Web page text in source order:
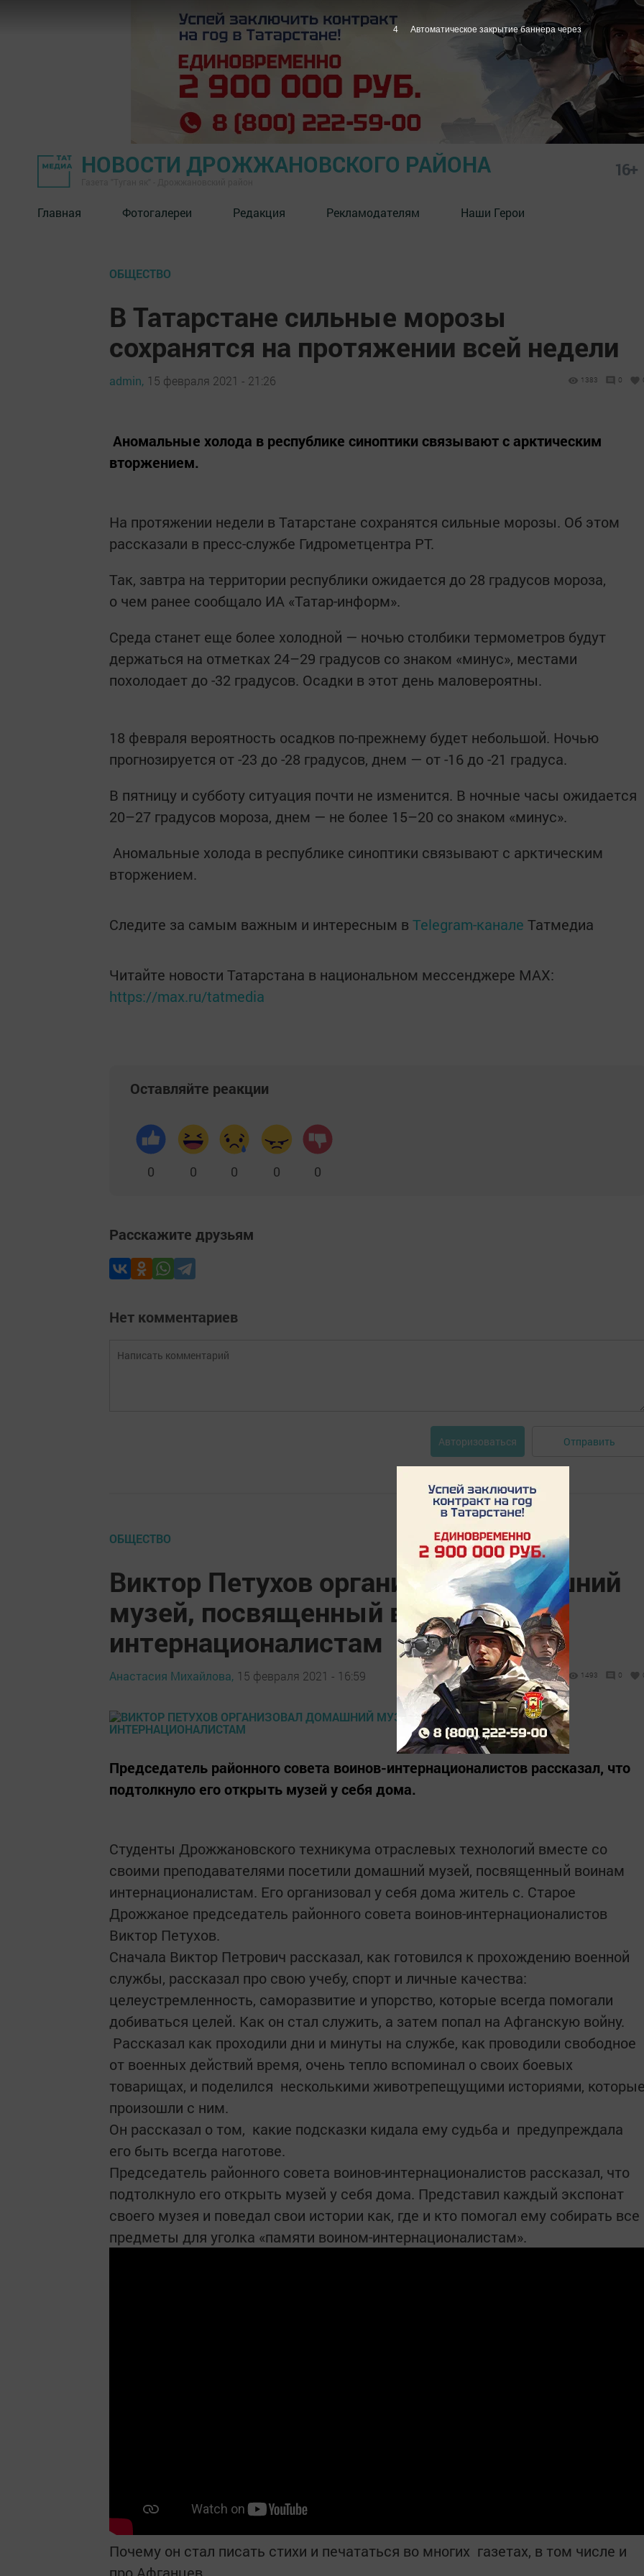
НОВОСТИ ДРОЖЖАНОВСКОГО РАЙОНА 16+
Главная Фотогалереи Редакция Рекламодателям Наши Герои
ОБЩЕСТВО
В Татарстане сильные морозы
сохранятся на протяжении всей недели
admin, 15 февраля 2021 - 21:26 1383 0
Аномальные холода в республике синоптики связывают с арктическим
вторжением.
На протяжении недели в Татарстане сохранятся сильные морозы. Об этом
рассказали в пресс-службе Гидрометцентра РТ.
Так, завтра на территории республики ожидается до 28 градусов мороза,
о чем ранее сообщало ИА «Татар-информ».
Среда станет еще более холодной — ночью столбики термометров будут
держаться на отметках 24–29 градусов со знаком «минус», местами
похолодает до -32 градусов. Осадки в этот день маловероятны.
18 февраля вероятность осадков по-прежнему будет небольшой. Ночью
прогнозируется от -23 до -28 градусов, днем — от -16 до -21 градуса.
В пятницу и субботу ситуация почти не изменится. В ночные часы ожидается
20–27 градусов мороза, днем — не более 15–20 со знаком «минус».
Аномальные холода в республике синоптики связывают с арктическим
вторжением.
Следите за самым важным и интересным в Telegram-канале Татмедиа
Читайте новости Татарстана в национальном мессенджере MАХ:
https://max.ru/tatmedia
Оставляйте реакции
0 0 0 0 0
Расскажите друзьям
Нет комментариев
Авторизоваться Отправить
ОБЩЕСТВО
Виктор Петухов организовал домашний
музей, посвященный воинам
интернационалистам
Анастасия Михайлова, 15 февраля 2021 - 16:59 1493 0
Председатель районного совета воинов-интернационалистов рассказал, что
подтолкнуло его открыть музей у себя дома.
Студенты Дрожжановского техникума отраслевых технологий вместе со
своими преподавателями посетили домашний музей, посвященный воинам
интернационалистам. Его организовал у себя дома житель с. Старое
Дрожжаное председатель районного совета воинов-интернационалистов
Виктор Петухов.
Сначала Виктор Петрович рассказал, как готовился к прохождению военной
службы, рассказал про свою учебу, спорт и личные качества:
целеустремленность, саморазвитие и упорство, которые всегда помогали
добиваться целей. Как он стал служить, а затем попал на Афганскую войну.
Рассказал как проходили дни и минуты на службе, как проводили свободное
от военных действий время, очень тепло вспоминал о своих боевых
товарищах, и поделился несколькими животрепещущими историями,
произошли с ним.
Он рассказал о том, какие подсказки кидала ему судьба и предупреждала
его быть всегда наготове.
Председатель районного совета воинов-интернационалистов рассказал, что
подтолкнуло его открыть музей у себя дома. Представил каждый экспонат
своего музея и поведал свои истории как, где и кто помогал ему собирать все
предметы для уголка «памяти воином-интернационалистам».
Почему он стал писать стихи и печататься во многих газетах, в том числе и
3 Автоматическое закрытие баннера через